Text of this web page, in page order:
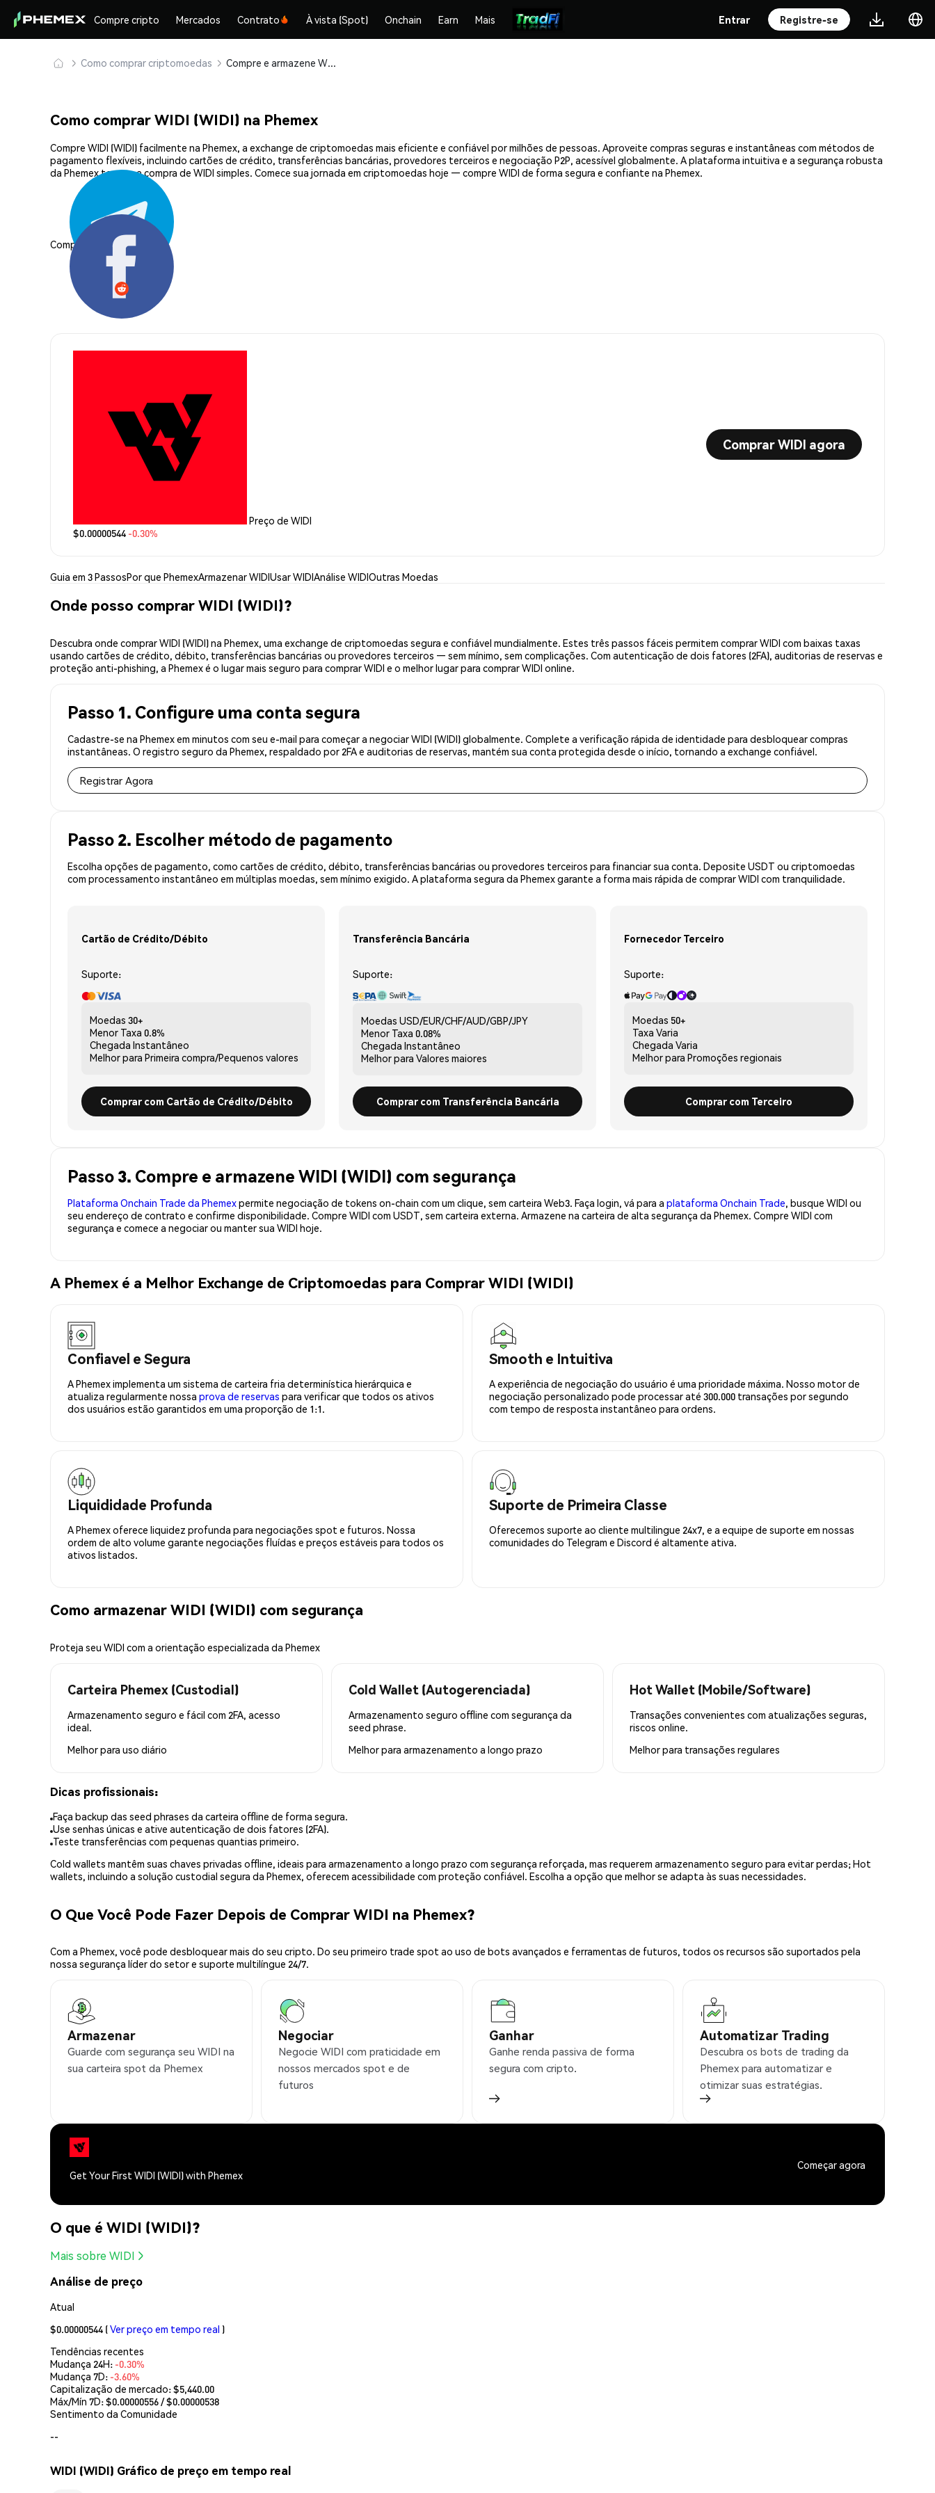
Compre cripto Mercados Contrato À vista (Spot) Onchain Earn Mais Entrar Registre-se
Como comprar criptomoedas Compre e armazene WIDI (WIDI) com segurança
Como comprar WIDI (WIDI) na Phemex
Compre WIDI (WIDI) facilmente na Phemex, a exchange de criptomoedas mais eficiente e confiável por milhões de pessoas. Aproveite compras seguras e instantâneas com métodos de
pagamento flexíveis, incluindo cartões de crédito, transferências bancárias, provedores terceiros e negociação P2P, acessível globalmente. A plataforma intuitiva e a segurança robusta
da Phemex tornam a compra de WIDI simples. Comece sua jornada em criptomoedas hoje — compre WIDI de forma segura e confiante na Phemex.
Compartilhar:
Preço de WIDI
$0.00000544 -0.30%
Comprar WIDI agora
Guia em 3 PassosPor que PhemexArmazenar WIDIUsar WIDIAnálise WIDIOutras Moedas
Onde posso comprar WIDI (WIDI)?
Descubra onde comprar WIDI (WIDI) na Phemex, uma exchange de criptomoedas segura e confiável mundialmente. Estes três passos fáceis permitem comprar WIDI com baixas taxas
usando cartões de crédito, débito, transferências bancárias ou provedores terceiros — sem mínimo, sem complicações. Com autenticação de dois fatores (2FA), auditorias de reservas e
proteção anti-phishing, a Phemex é o lugar mais seguro para comprar WIDI e o melhor lugar para comprar WIDI online.
Passo 1. Configure uma conta segura
Cadastre-se na Phemex em minutos com seu e-mail para começar a negociar WIDI (WIDI) globalmente. Complete a verificação rápida de identidade para desbloquear compras
instantâneas. O registro seguro da Phemex, respaldado por 2FA e auditorias de reservas, mantém sua conta protegida desde o início, tornando a exchange confiável.
Registrar Agora
Passo 2. Escolher método de pagamento
Escolha opções de pagamento, como cartões de crédito, débito, transferências bancárias ou provedores terceiros para financiar sua conta. Deposite USDT ou criptomoedas
com processamento instantâneo em múltiplas moedas, sem mínimo exigido. A plataforma segura da Phemex garante a forma mais rápida de comprar WIDI com tranquilidade.
Cartão de Crédito/Débito
Suporte:
Moedas 30+
Menor Taxa 0.8%
Chegada Instantâneo
Melhor para Primeira compra/Pequenos valores
Comprar com Cartão de Crédito/Débito
Transferência Bancária
Suporte:
Moedas USD/EUR/CHF/AUD/GBP/JPY
Menor Taxa 0.08%
Chegada Instantâneo
Melhor para Valores maiores
Comprar com Transferência Bancária
Fornecedor Terceiro
Suporte:
Moedas 50+
Taxa Varia
Chegada Varia
Melhor para Promoções regionais
Comprar com Terceiro
Passo 3. Compre e armazene WIDI (WIDI) com segurança
Plataforma Onchain Trade da Phemexpermite negociação de tokens on-chain com um clique, sem carteira Web3. Faça login, vá para a plataforma Onchain Trade, busque WIDI ou
seu endereço de contrato e confirme disponibilidade. Compre WIDI com USDT, sem carteira externa. Armazene na carteira de alta segurança da Phemex. Compre WIDI com
segurança e comece a negociar ou manter sua WIDI hoje.
A Phemex é a Melhor Exchange de Criptomoedas para Comprar WIDI (WIDI)
Confiavel e Segura
A Phemex implementa um sistema de carteira fria determinística hierárquica e
atualiza regularmente nossa prova de reservas para verificar que todos os ativos
dos usuários estão garantidos em uma proporção de 1:1.
Smooth e Intuitiva
A experiência de negociação do usuário é uma prioridade máxima. Nosso motor de
negociação personalizado pode processar até 300.000 transações por segundo
com tempo de resposta instantâneo para ordens.
Liquididade Profunda
A Phemex oferece liquidez profunda para negociações spot e futuros. Nossa
ordem de alto volume garante negociações fluídas e preços estáveis para todos os
ativos listados.
Suporte de Primeira Classe
Oferecemos suporte ao cliente multilingue 24x7, e a equipe de suporte em nossas
comunidades do Telegram e Discord é altamente ativa.
Como armazenar WIDI (WIDI) com segurança
Proteja seu WIDI com a orientação especializada da Phemex
Carteira Phemex (Custodial)
Armazenamento seguro e fácil com 2FA, acesso
ideal.
Melhor para uso diário
Cold Wallet (Autogerenciada)
Armazenamento seguro offline com segurança da
seed phrase.
Melhor para armazenamento a longo prazo
Hot Wallet (Mobile/Software)
Transações convenientes com atualizações seguras,
riscos online.
Melhor para transações regulares
Dicas profissionais:
Faça backup das seed phrases da carteira offline de forma segura.
Use senhas únicas e ative autenticação de dois fatores (2FA).
Teste transferências com pequenas quantias primeiro.
Cold wallets mantêm suas chaves privadas offline, ideais para armazenamento a longo prazo com segurança reforçada, mas requerem armazenamento seguro para evitar perdas; Hot
wallets, incluindo a solução custodial segura da Phemex, oferecem acessibilidade com proteção confiável. Escolha a opção que melhor se adapta às suas necessidades.
O Que Você Pode Fazer Depois de Comprar WIDI na Phemex?
Com a Phemex, você pode desbloquear mais do seu cripto. Do seu primeiro trade spot ao uso de bots avançados e ferramentas de futuros, todos os recursos são suportados pela
nossa segurança líder do setor e suporte multilíngue 24/7.
Armazenar
Guarde com segurança seu WIDI na
sua carteira spot da Phemex
Negociar
Negocie WIDI com praticidade em
nossos mercados spot e de
futuros
Ganhar
Ganhe renda passiva de forma
segura com cripto.
Automatizar Trading
Descubra os bots de trading da
Phemex para automatizar e
otimizar suas estratégias.
Get Your First WIDI (WIDI) with Phemex
Começar agora
O que é WIDI (WIDI)?
Mais sobre WIDI
Análise de preço
Atual
$0.00000544 (Ver preço em tempo real )
Tendências recentes
Mudança 24H: -0.30%
Mudança 7D: -3.60%
Capitalização de mercado:$5,440.00
Máx/Mín 7D: $0.00000556/ $0.00000538
Sentimento da Comunidade
--
WIDI (WIDI) Gráfico de preço em tempo real